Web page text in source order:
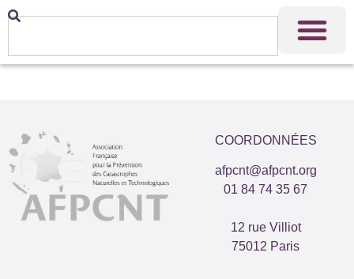
COORDONNÉES
afpcnt@afpcnt.org
01 84 74 35 67
12 rue Villiot
75012 Paris